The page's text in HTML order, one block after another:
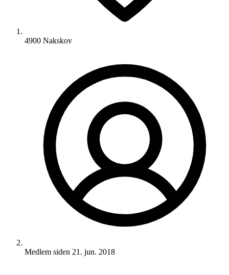
4900 Nakskov
Medlem siden 21. jun. 2018